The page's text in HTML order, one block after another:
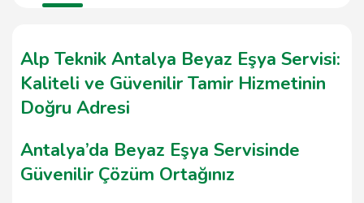
Alp Teknik Antalya Beyaz Eşya Servisi:
Kaliteli ve Güvenilir Tamir Hizmetinin
Doğru Adresi
Antalya’da Beyaz Eşya Servisinde
Güvenilir Çözüm Ortağınız